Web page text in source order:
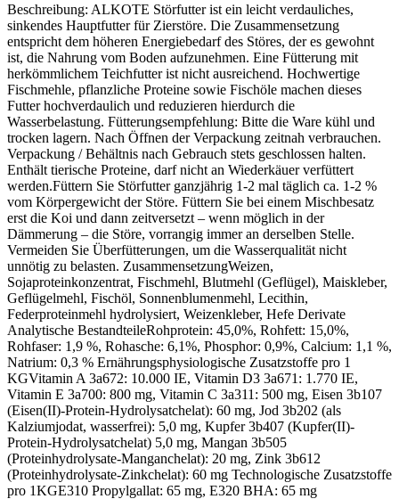
Beschreibung: ALKOTE Störfutter ist ein leicht verdauliches,
sinkendes Hauptfutter für Zierstöre. Die Zusammensetzung
entspricht dem höheren Energiebedarf des Störes, der es gewohnt
ist, die Nahrung vom Boden aufzunehmen. Eine Fütterung mit
herkömmlichem Teichfutter ist nicht ausreichend. Hochwertige
Fischmehle, pflanzliche Proteine sowie Fischöle machen dieses
Futter hochverdaulich und reduzieren hierdurch die
Wasserbelastung. Fütterungsempfehlung: Bitte die Ware kühl und
trocken lagern. Nach Öffnen der Verpackung zeitnah verbrauchen.
Verpackung / Behältnis nach Gebrauch stets geschlossen halten.
Enthält tierische Proteine, darf nicht an Wiederkäuer verfüttert
werden.Füttern Sie Störfutter ganzjährig 1-2 mal täglich ca. 1-2 %
vom Körpergewicht der Störe. Füttern Sie bei einem Mischbesatz
erst die Koi und dann zeitversetzt – wenn möglich in der
Dämmerung – die Störe, vorrangig immer an derselben Stelle.
Vermeiden Sie Überfütterungen, um die Wasserqualität nicht
unnötig zu belasten. ZusammensetzungWeizen,
Sojaproteinkonzentrat, Fischmehl, Blutmehl (Geflügel), Maiskleber,
Geflügelmehl, Fischöl, Sonnenblumenmehl, Lecithin,
Federproteinmehl hydrolysiert, Weizenkleber, Hefe Derivate
Analytische BestandteileRohprotein: 45,0%, Rohfett: 15,0%,
Rohfaser: 1,9 %, Rohasche: 6,1%, Phosphor: 0,9%, Calcium: 1,1 %,
Natrium: 0,3 % Ernährungsphysiologische Zusatzstoffe pro 1
KGVitamin A 3a672: 10.000 IE, Vitamin D3 3a671: 1.770 IE,
Vitamin E 3a700: 800 mg, Vitamin C 3a311: 500 mg, Eisen 3b107
(Eisen(II)-Protein-Hydrolysatchelat): 60 mg, Jod 3b202 (als
Kalziumjodat, wasserfrei): 5,0 mg, Kupfer 3b407 (Kupfer(II)-
Protein-Hydrolysatchelat) 5,0 mg, Mangan 3b505
(Proteinhydrolysate-Manganchelat): 20 mg, Zink 3b612
(Proteinhydrolysate-Zinkchelat): 60 mg Technologische Zusatzstoffe
pro 1KGE310 Propylgallat: 65 mg, E320 BHA: 65 mg